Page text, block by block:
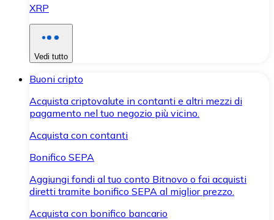
XRP
Vedi tutto
Buoni cripto
Acquista criptovalute in contanti e altri mezzi di
pagamento nel tuo negozio più vicino.
Acquista con contanti
Bonifico SEPA
Aggiungi fondi al tuo conto Bitnovo o fai acquisti
diretti tramite bonifico SEPA al miglior prezzo.
Acquista con bonifico bancario